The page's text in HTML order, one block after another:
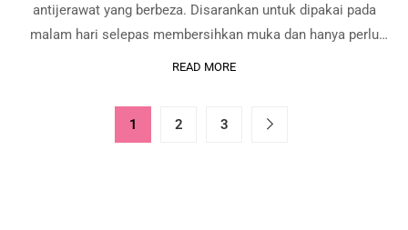
antijerawat yang berbeza. Disarankan untuk dipakai pada
malam hari selepas membersihkan muka dan hanya perlu
letakkan pada jerawat dengan kuantiti yang sedikit. Ini adalah
READ MORE
1 2 3